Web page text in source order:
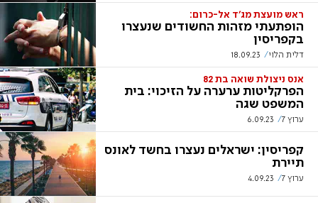
ראש מועצת מג’ד אל-כרום:
הופתעתי מזהות החשודים שנעצרו
בקפריסין
דלית הלוי 18.09.23
אנס ניצולת שואה בת 82
הפרקליטות ערערה על הזיכוי: בית
המשפט שגה
ערוץ 7 6.09.23
קפריסין: ישראלים נעצרו בחשד לאונס
תיירת
ערוץ 7 4.09.23